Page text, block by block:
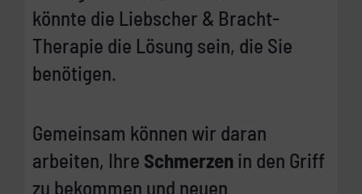
könnte die Liebscher & Bracht-
Therapie die Lösung sein, die Sie
benötigen.
Gemeinsam können wir daran
arbeiten, Ihre Schmerzen in den Griff
zu bekommen und neuen